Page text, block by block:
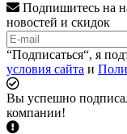
Подпишитесь на
новостей и скидок
“Подписаться“, я
условия сайта и
Вы успешно
компании!